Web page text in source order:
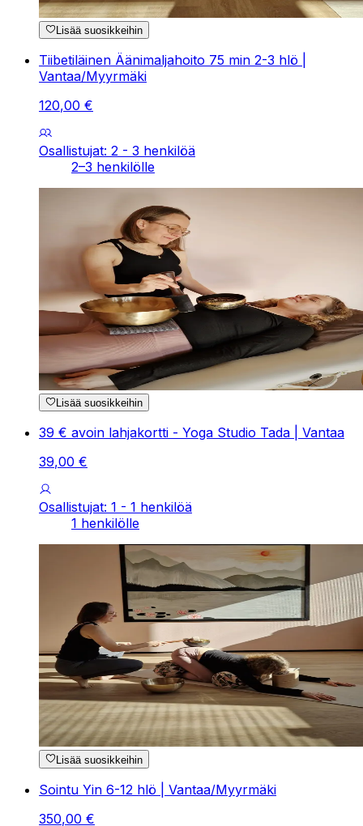
Lisää suosikkeihin
Tiibetiläinen Äänimaljahoito 75 min 2-3 hlö |
Vantaa/Myyrmäki
120,00 €
Osallistujat: 2 - 3 henkilöä
2–3 henkilölle
Lisää suosikkeihin
39 € avoin lahjakortti - Yoga Studio Tada | Vantaa
39,00 €
Osallistujat: 1 - 1 henkilöä
1 henkilölle
Lisää suosikkeihin
Sointu Yin 6-12 hlö | Vantaa/Myyrmäki
350,00 €